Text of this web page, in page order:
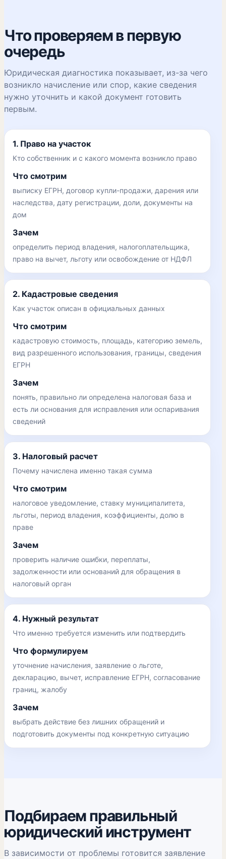
Что проверяем в первую
очередь
Юридическая диагностика показывает, из-за чего
возникло начисление или спор, какие сведения
нужно уточнить и какой документ готовить
первым.
1. Право на участок
Кто собственник и с какого момента возникло право
Что смотрим
выписку ЕГРН, договор купли-продажи, дарения или
наследства, дату регистрации, доли, документы на
дом
Зачем
определить период владения, налогоплательщика,
право на вычет, льготу или освобождение от НДФЛ
2. Кадастровые сведения
Как участок описан в официальных данных
Что смотрим
кадастровую стоимость, площадь, категорию земель,
вид разрешенного использования, границы, сведения
ЕГРН
Зачем
понять, правильно ли определена налоговая база и
есть ли основания для исправления или оспаривания
сведений
3. Налоговый расчет
Почему начислена именно такая сумма
Что смотрим
налоговое уведомление, ставку муниципалитета,
льготы, период владения, коэффициенты, долю в
праве
Зачем
проверить наличие ошибки, переплаты,
задолженности или оснований для обращения в
налоговый орган
4. Нужный результат
Что именно требуется изменить или подтвердить
Что формулируем
уточнение начисления, заявление о льготе,
декларацию, вычет, исправление ЕГРН, согласование
границ, жалобу
Зачем
выбрать действие без лишних обращений и
подготовить документы под конкретную ситуацию
Подбираем правильный
юридический инструмент
В зависимости от проблемы готовится заявление